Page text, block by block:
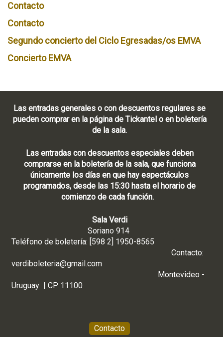
Contacto
Contacto
Segundo concierto del Ciclo Egresadas/os EMVA
Concierto EMVA
Las entradas generales o con descuentos regulares se
pueden comprar en la página de Tickantel o en boletería
de la sala.
Las entradas con descuentos especiales deben
comprarse en la boletería de la sala, que funciona
únicamente los días en que hay espectáculos
programados, desde las 15:30 hasta el horario de
comienzo de cada función.
Sala Verdi
Soriano 914
Teléfono de boletería: [598 2] 1950-8565
Contacto:
verdiboleteria@gmail.com
Montevideo -
Uruguay | CP 11100
Contacto